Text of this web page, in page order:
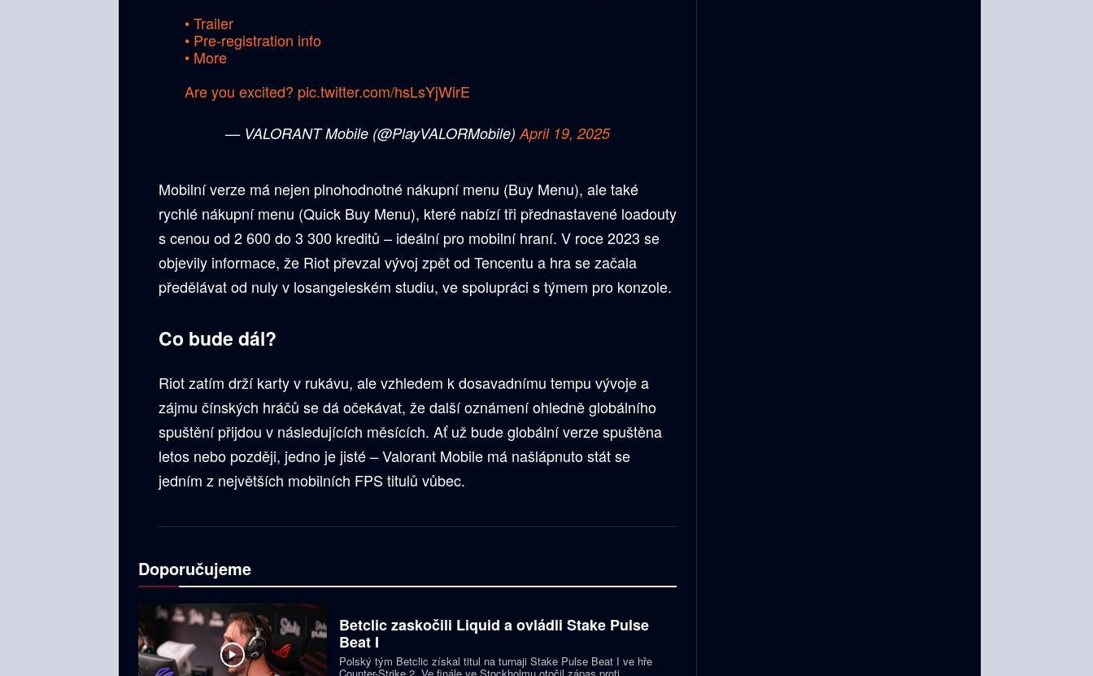
• Trailer
• Pre-registration info
• More
Are you excited? pic.twitter.com/hsLsYjWirE
— VALORANT Mobile (@PlayVALORMobile)April 19, 2025
Mobilní verze má nejen plnohodnotné nákupní menu (Buy Menu), ale také
rychlé nákupní menu (Quick Buy Menu), které nabízí tři přednastavené loadouty
s cenou od 2 600 do 3 300 kreditů – ideální pro mobilní hraní. V roce 2023 se
objevily informace, že Riot převzal vývoj zpět od Tencentu a hra se začala
předělávat od nuly v losangeleském studiu, ve spolupráci s týmem pro konzole.
Co bude dál?
Riot zatím drží karty v rukávu, ale vzhledem k dosavadnímu tempu vývoje a
zájmu čínských hráčů se dá očekávat, že další oznámení ohledně globálního
spuštění přijdou v následujících měsících. Ať už bude globální verze spuštěna
letos nebo později, jedno je jisté – Valorant Mobile má našlápnuto stát se
jedním z největších mobilních FPS titulů vůbec.
Doporučujeme
Betclic zaskočili Liquid a ovládli Stake Pulse
Beat I
Polský tým Betclic získal titul na turnaji Stake Pulse Beat I ve hře